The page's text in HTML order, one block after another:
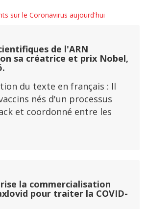
sur le Coronavirus aujourd'hui
de l'ARN
sa créatrice et prix Nobel,
du texte en français : Il
nés d'un processus
et coordonné entre les
la commercialisation
pour traiter la COVID-